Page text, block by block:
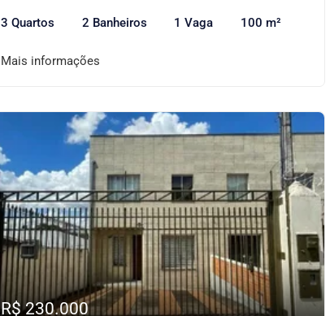
3 Quartos 2 Banheiros 1 Vaga 100 m²
Mais informações
R$ 230.000